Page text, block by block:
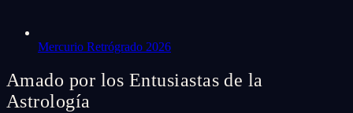
Mercurio Retrógrado 2026
Amado por los Entusiastas de la
Astrología